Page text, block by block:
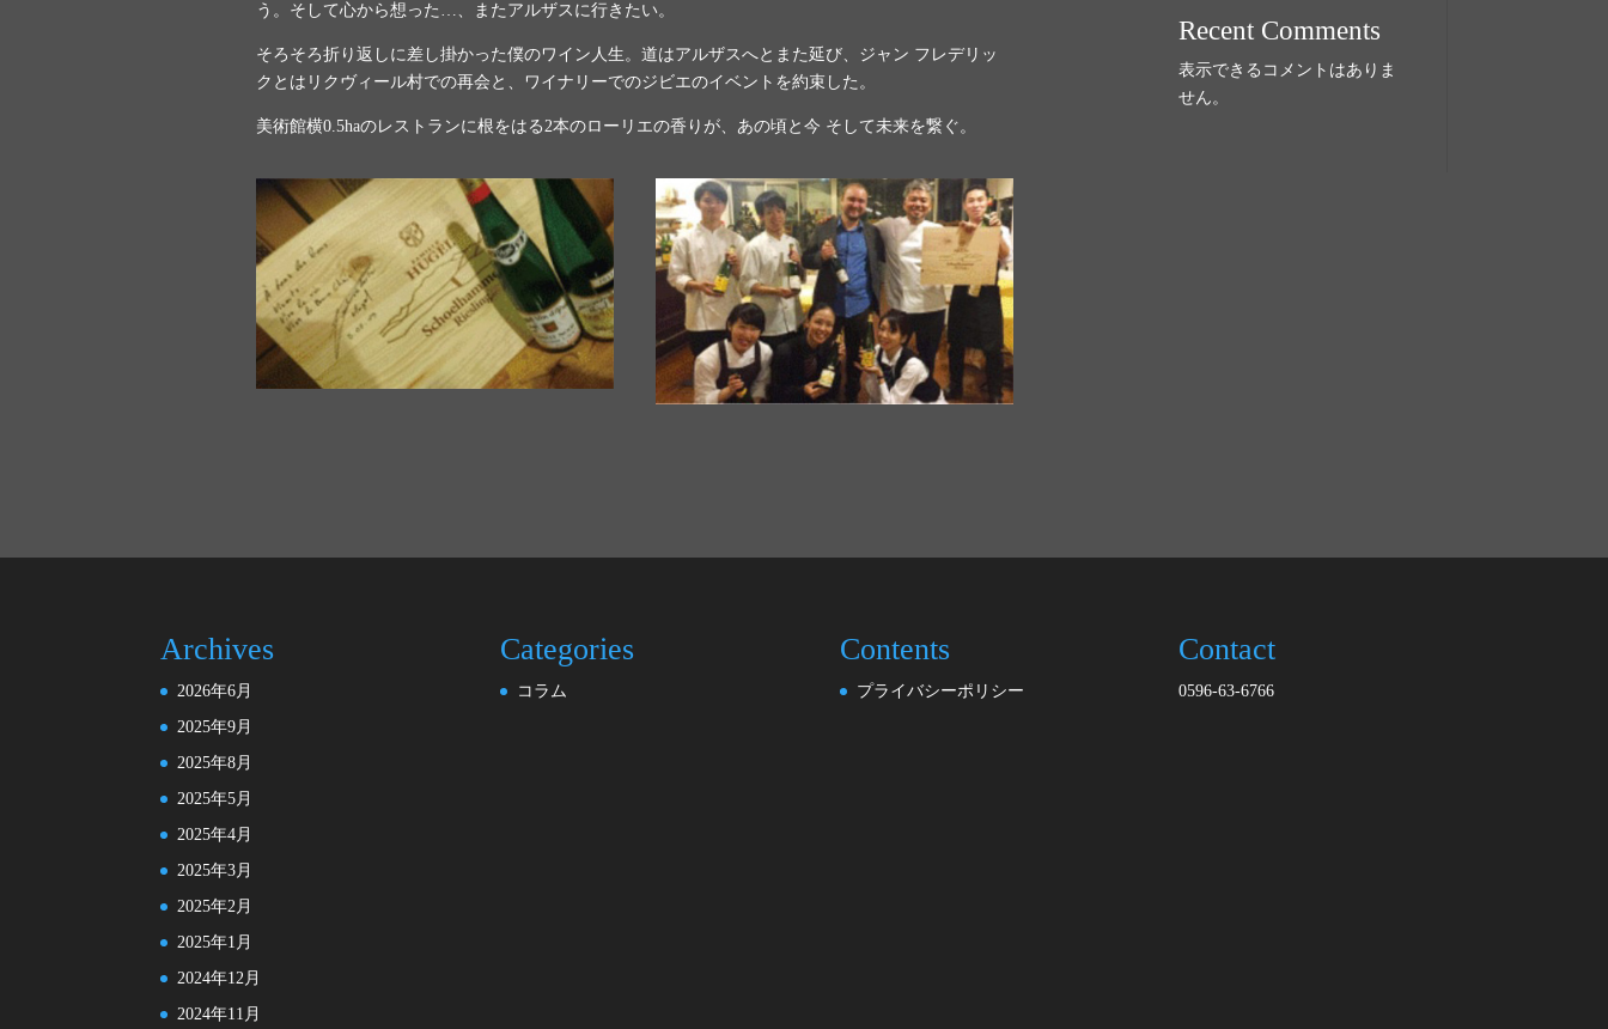
う。そして心から想った…、またアルザスに行きたい。
そろそろ折り返しに差し掛かった僕のワイン人生。道はアルザスへとまた延び、ジャン フレデリッ
クとはリクヴィール村での再会と、ワイナリーでのジビエのイベントを約束した。
美術館横0.5haのレストランに根をはる2本のローリエの香りが、あの頃と今 そして未来を繋ぐ。
Recent Comments
表示できるコメントはありま
せん。
Archives
2026年6月
2025年9月
2025年8月
2025年5月
2025年4月
2025年3月
2025年2月
2025年1月
2024年12月
2024年11月
Categories
コラム
Contents
プライバシーポリシー
Contact
0596-63-6766